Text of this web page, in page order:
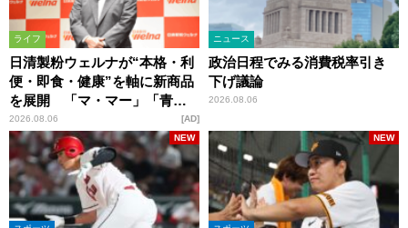
ライフ
日清製粉ウェルナが“本格・利
便・即食・健康”を軸に新商品
を展開 「マ・マー」「青の
洞窟」ブランドを強化
2026.08.06 AD
ニュース
政治日程でみる消費税率引き
下げ議論
2026.08.06
NEW NEW